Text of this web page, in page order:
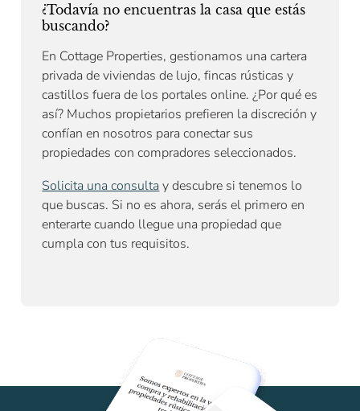
¿Todavía no encuentras la casa que estás
buscando?
En Cottage Properties, gestionamos una cartera
privada de viviendas de lujo, fincas rústicas y
castillos fuera de los portales online. ¿Por qué es
así? Muchos propietarios prefieren la discreción y
confían en nosotros para conectar sus
propiedades con compradores seleccionados.
Solicita una consulta y descubre si tenemos lo
que buscas. Si no es ahora, serás el primero en
enterarte cuando llegue una propiedad que
cumpla con tus requisitos.